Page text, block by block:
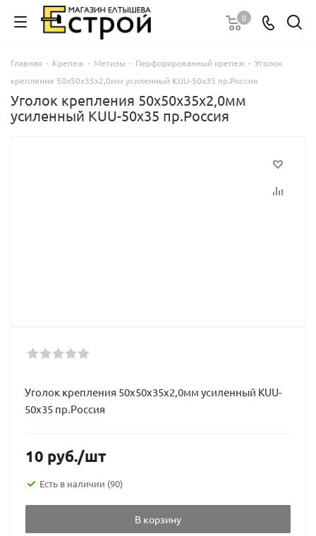
0
Главная - Крепеж - Метизы - Перфорированный крепеж - Уголок
крепления 50х50х35х2,0мм усиленный KUU-50х35 пр.Россия
Уголок крепления 50х50х35х2,0мм
усиленный KUU-50х35 пр.Россия
Уголок крепления 50х50х35х2,0мм усиленный KUU-
50х35 пр.Россия
10 руб./шт
Есть в наличии (90)
В корзину